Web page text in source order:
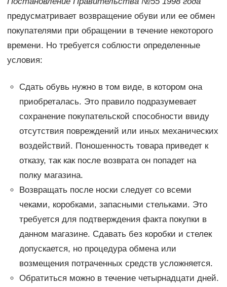
предусматривает возвращение обуви или ее обмен
покупателями при обращении в течение некоторого
времени. Но требуется соблюсти определенные
условия:
Сдать обувь нужно в том виде, в котором она
приобреталась. Это правило подразумевает
сохранение покупательской способности ввиду
отсутствия повреждений или иных механических
воздействий. Поношенность товара приведет к
отказу, так как после возврата он попадет на
полку магазина.
Возвращать после носки следует со всеми
чеками, коробками, запасными стельками. Это
требуется для подтверждения факта покупки в
данном магазине. Сдавать без коробки и стелек
допускается, но процедура обмена или
возмещения потраченных средств усложняется.
Обратиться можно в течение четырнадцати дней.